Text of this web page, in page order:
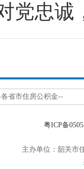
党忠诚
省市住房公积金--
粤ICP备
主办单位：韶关市